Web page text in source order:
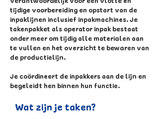
tijdige voorbereiding en opstart van de
inpaklijnen inclusief inpakmachines. Je
takenpakket als operator inpak bestaat
onder meer om tijdig alle materialen aan
te vullen en het overzicht te bewaren van
de productielijn.
Je coördineert de inpakkers aan de lijn en
begeleidt hen binnen hun functie.
Wat zijn je taken?